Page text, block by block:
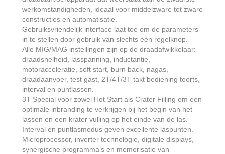
werkomstandigheden, ideaal voor middelzware tot zware
constructies en automatisatie.
Gebruiksvriendelijk interface laat toe om de parameters
in te stellen door gebruik van slechts één regelknop.
Alle MIG/MAG instellingen zijn op de draadafwikkelaar:
draadsnelheid, lasspanning, inductantie,
motoracceleratie, soft start, burn back, nagas,
draadaanvoer, test gast, 2T/4T/3T takt bediening toorts,
interval en puntlassen.
3T Special voor zowel Hot Start als Crater Filling om een
optimale inbranding te verkrijgen bij het begin van het
lassen en een krater vulling op het einde van de las.
Interval en puntlasmodus geven excellente laspunten.
Microprocessor, inverter technologie, digitale displays,
synergische programma’s en memorisatie van